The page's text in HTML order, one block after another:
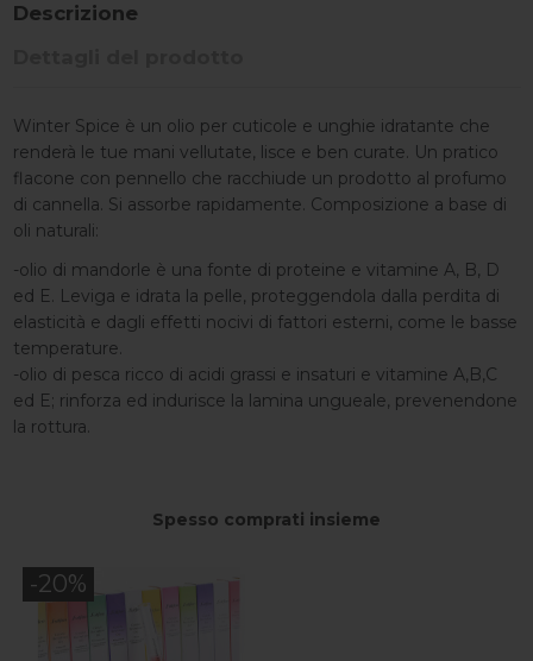
Descrizione
Winter Spice è un olio per cuticole e unghie idratante che
renderà le tue mani vellutate, lisce e ben curate. Un pratico
flacone con pennello che racchiude un prodotto al profumo
di cannella. Si assorbe rapidamente. Composizione a base di
oli naturali:
-olio di mandorle è una fonte di proteine e vitamine A, B, D
ed E. Leviga e idrata la pelle, proteggendola dalla perdita di
elasticità e dagli effetti nocivi di fattori esterni, come le basse
temperature.
-olio di pesca ricco di acidi grassi e insaturi e vitamine A,B,C
ed E; rinforza ed indurisce la lamina ungueale, prevenendone
la rottura.
Spesso comprati insieme
-20%